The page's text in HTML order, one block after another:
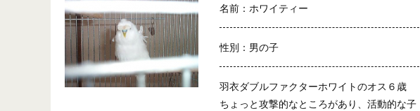
名前：ホワイティー
性別：男の子
羽衣ダブルファクターホワイトのオス６歳
ちょっと攻撃的なところがあり、活動的な子